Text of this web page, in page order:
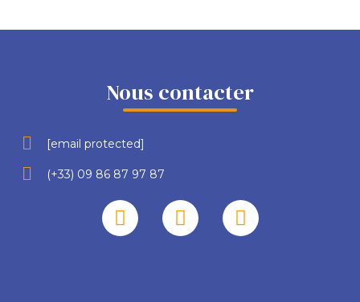
Nous contacter
[email protected]
(+33) 09 86 87 97 87